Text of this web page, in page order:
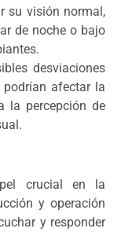
su visión normal,
de noche o bajo
desviaciones
afectar la
la percepción de
crucial en la
y operación
y responder